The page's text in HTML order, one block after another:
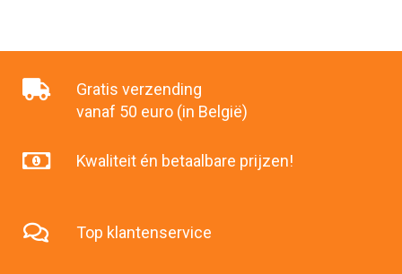
Gratis verzending
vanaf 50 euro (in België)
Kwaliteit én betaalbare prijzen!
Top klantenservice